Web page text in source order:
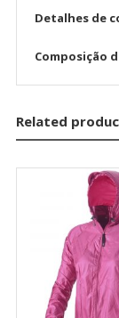
Detalhes de
Composição
Related